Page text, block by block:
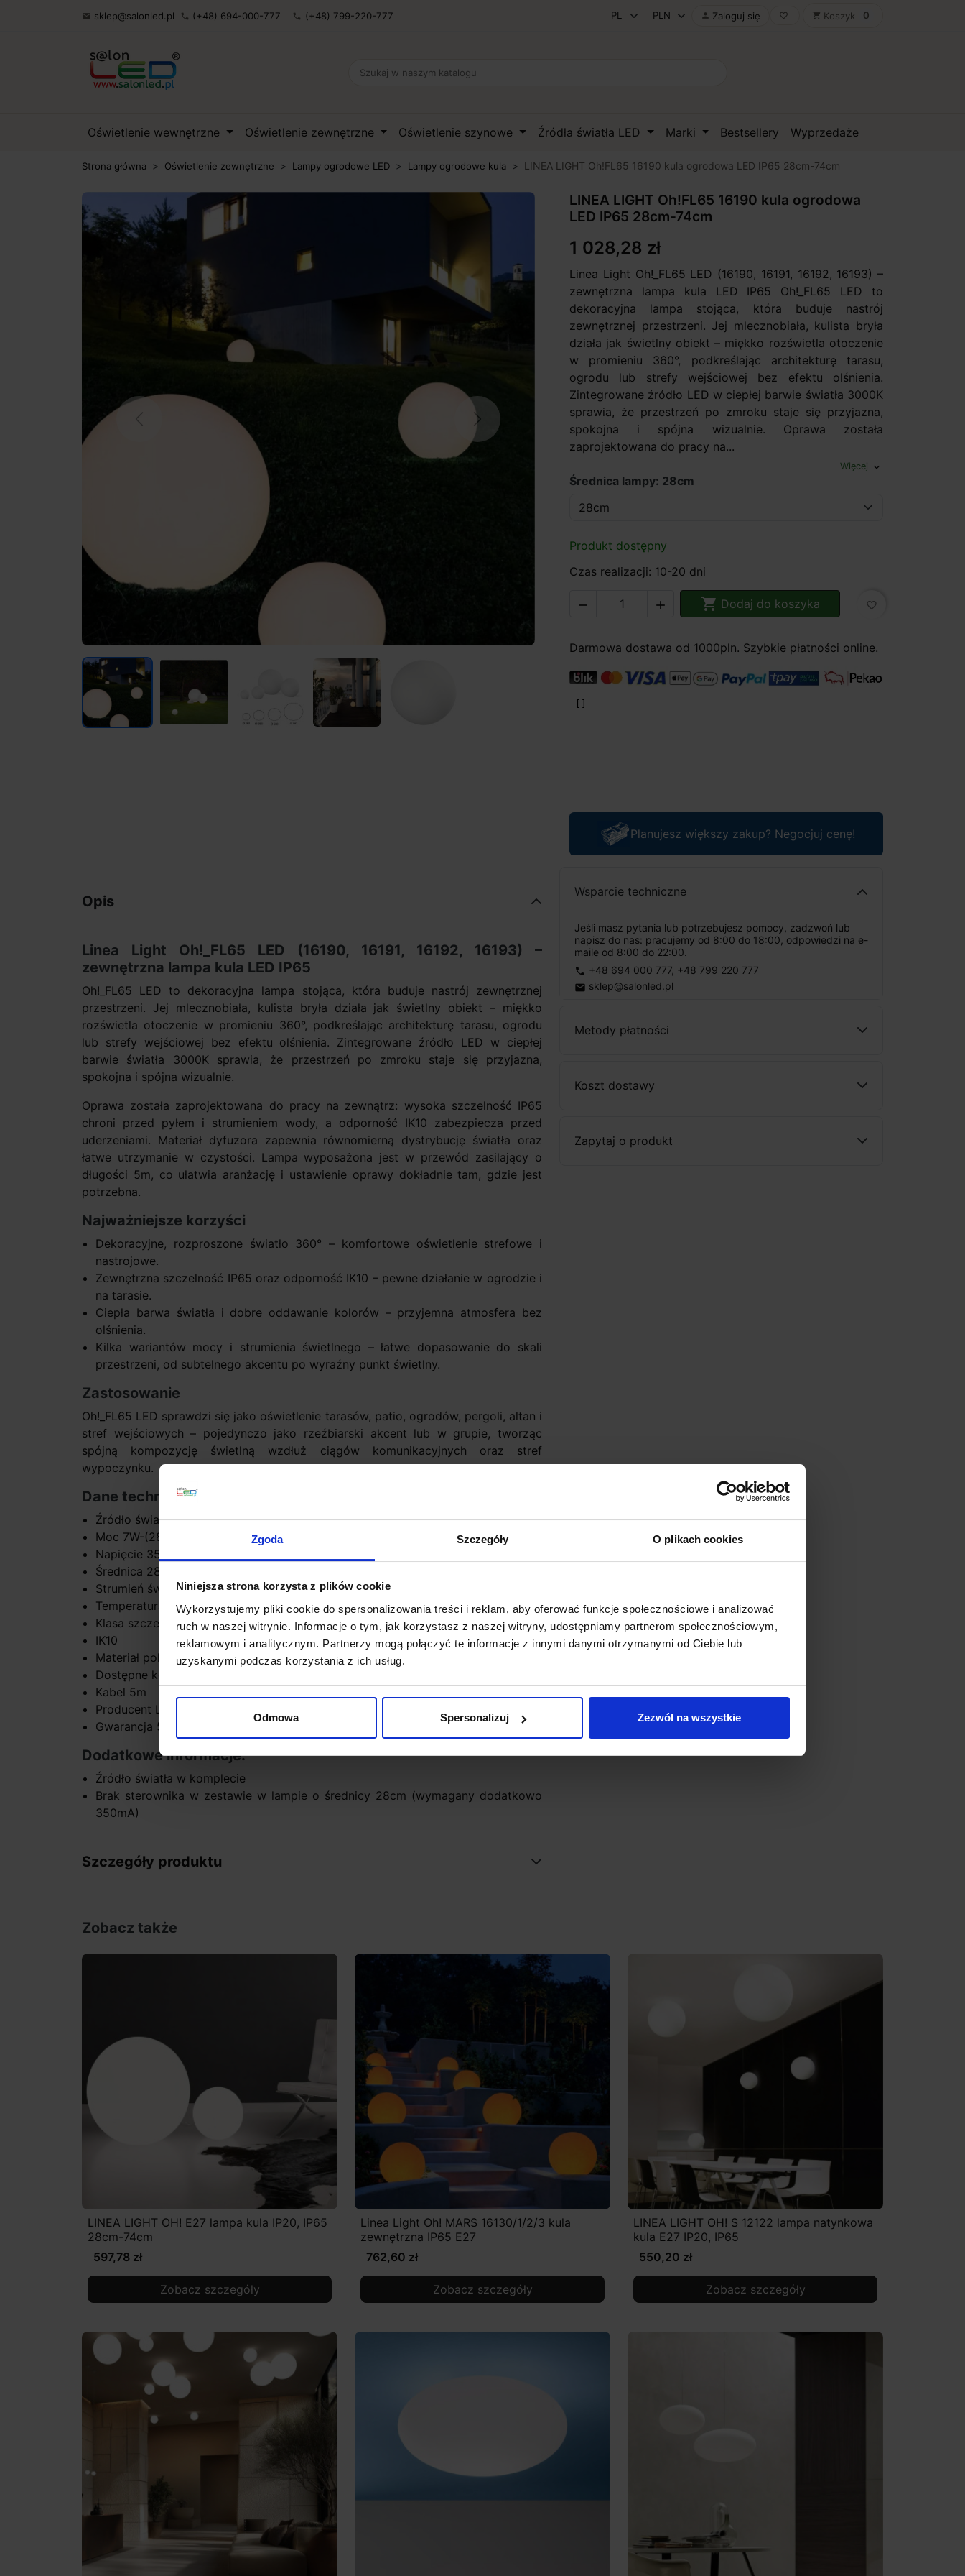
Zgoda Szczegóły O plikach cookies
Niniejsza strona korzysta z plików cookie
Wykorzystujemy pliki cookie do spersonalizowania treści i reklam, aby oferować funkcje społecznościowe i analizować
ruch w naszej witrynie. Informacje o tym, jak korzystasz z naszej witryny, udostępniamy partnerom społecznościowym,
reklamowym i analitycznym. Partnerzy mogą połączyć te informacje z innymi danymi otrzymanymi od Ciebie lub
uzyskanymi podczas korzystania z ich usług.
Odmowa Spersonalizuj Zezwól na wszystkie
 sklep@salonled.pl phone (+48) 694-000-777 phone (+48) 799-220-777  Zaloguj się favorite_border shopping_cart Koszyk 0
Oświetlenie wewnętrzne Oświetlenie zewnętrzne Oświetlenie szynowe Źródła światła LED Marki Bestsellery Wyprzedaże
Strona główna Oświetlenie zewnętrzne Lampy ogrodowe LED Lampy ogrodowe kula LINEA LIGHT Oh!FL65 16190 kula ogrodowa LED IP65 28cm-74cm
LINEA LIGHT Oh!FL65 16190 kula ogrodowa
LED IP65 28cm-74cm
1 028,28 zł
Linea Light Oh!_FL65 LED (16190, 16191, 16192, 16193) –
zewnętrzna lampa kula LED IP65 Oh!_FL65 LED to
dekoracyjna lampa stojąca, która buduje nastrój
zewnętrznej przestrzeni. Jej mlecznobiała, kulista bryła
działa jak świetlny obiekt – miękko rozświetla otoczenie
w promieniu 360°, podkreślając architekturę tarasu,
ogrodu lub strefy wejściowej bez efektu olśnienia.
Zintegrowane źródło LED w ciepłej barwie światła 3000K
sprawia, że przestrzeń po zmroku staje się przyjazna,
spokojna i spójna wizualnie. Oprawa została
zaprojektowana do pracy na...
Więcej expand_more
Średnica lampy: 28cm
Produkt dostępny
Czas realizacji: 10-20 dni
   Dodaj do koszyka favorite_border
Darmowa dostawa od 1000pln. Szybkie płatności online.
Planujesz większy zakup? Negocjuj cenę!
Wsparcie techniczne
Jeśli masz pytania lub potrzebujesz pomocy, zadzwoń lub
napisz do nas: pracujemy od 8:00 do 18:00, odpowiedzi na e-
maile od 8:00 do 22:00.
phone +48 694 000 777, +48 799 220 777
email sklep@salonled.pl
Metody płatności
Koszt dostawy
Zapytaj o produkt
Opis
Linea Light Oh!_FL65 LED (16190, 16191, 16192, 16193) –
zewnętrzna lampa kula LED IP65
Oh!_FL65 LED to dekoracyjna lampa stojąca, która buduje nastrój zewnętrznej
przestrzeni. Jej mlecznobiała, kulista bryła działa jak świetlny obiekt – miękko
rozświetla otoczenie w promieniu 360°, podkreślając architekturę tarasu, ogrodu
lub strefy wejściowej bez efektu olśnienia. Zintegrowane źródło LED w ciepłej
barwie światła 3000K sprawia, że przestrzeń po zmroku staje się przyjazna,
spokojna i spójna wizualnie.
Oprawa została zaprojektowana do pracy na zewnątrz: wysoka szczelność IP65
chroni przed pyłem i strumieniem wody, a odporność IK10 zabezpiecza przed
uderzeniami. Materiał dyfuzora zapewnia równomierną dystrybucję światła oraz
łatwe utrzymanie w czystości. Lampa wyposażona jest w przewód zasilający o
długości 5m, co ułatwia aranżację i ustawienie oprawy dokładnie tam, gdzie jest
potrzebna.
Najważniejsze korzyści
Dekoracyjne, rozproszone światło 360° – komfortowe oświetlenie strefowe i
nastrojowe.
Zewnętrzna szczelność IP65 oraz odporność IK10 – pewne działanie w ogrodzie i
na tarasie.
Ciepła barwa światła i dobre oddawanie kolorów – przyjemna atmosfera bez
olśnienia.
Kilka wariantów mocy i strumienia świetlnego – łatwe dopasowanie do skali
przestrzeni, od subtelnego akcentu po wyraźny punkt świetlny.
Zastosowanie
Oh!_FL65 LED sprawdzi się jako oświetlenie tarasów, patio, ogrodów, pergoli, altan i
stref wejściowych – pojedynczo jako rzeźbiarski akcent lub w grupie, tworząc
spójną kompozycję świetlną wzdłuż ciągów komunikacyjnych oraz stref
wypoczynku.
Dane techniczne:
Źródło światła topLED
Moc 7W-(28cm), 15W-(38cm), 20W-(55cm), 27W-(74cm)
Napięcie 350mA (28cm), 220-240V (38cm-74cm)
Średnica 28cm, 38cm, 55cm, 74cm
Strumień świetlny: 848lm-28cm, 1588lm-38cm, 2115lm-55cm, 2856lm-74cm
Temperatura barwy światła 3000K biała ciepła
Klasa szczelności IP65
IK10
Materiał polietylen
Dostępne kolory półprzezroczysty naturalny polietylen
Kabel 5m
Producent Linea Light
Gwarancja 5 lat
Dodatkowe informacje:
Źródło światła w komplecie
Brak sterownika w zestawie w lampie o średnicy 28cm (wymagany dodatkowo
350mA)
Szczegóły produktu
Zobacz także
LINEA LIGHT OH! E27 lampa kula IP20, IP65
28cm-74cm
597,78 zł
Zobacz szczegóły
Linea Light Oh! MARS 16130/1/2/3 kula
zewnętrzna IP65 E27
762,60 zł
Zobacz szczegóły
LINEA LIGHT OH! S 12122 lampa natynkowa
kula E27 IP20, IP65
550,20 zł
Zobacz szczegóły